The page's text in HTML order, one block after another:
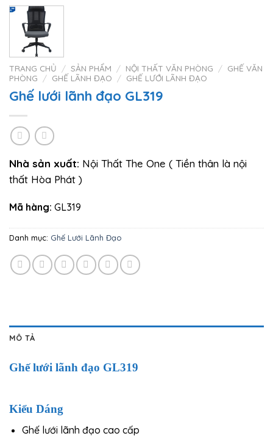
TRANG CHỦ / SẢN PHẨM / NỘI THẤT VĂN PHÒNG / GHẾ VĂN
PHÒNG / GHẾ LÃNH ĐẠO / GHẾ LƯỚI LÃNH ĐẠO
Ghế lưới lãnh đạo GL319
Nhà sản xuất: Nội Thất The One ( Tiền thân là nội
thất Hòa Phát )
Mã hàng: GL319
Danh mục: Ghế Lưới Lãnh Đạo
MÔ TẢ
Ghế lưới lãnh đạo GL319
Kiểu Dáng
Ghế lưới lãnh đạo cao cấp